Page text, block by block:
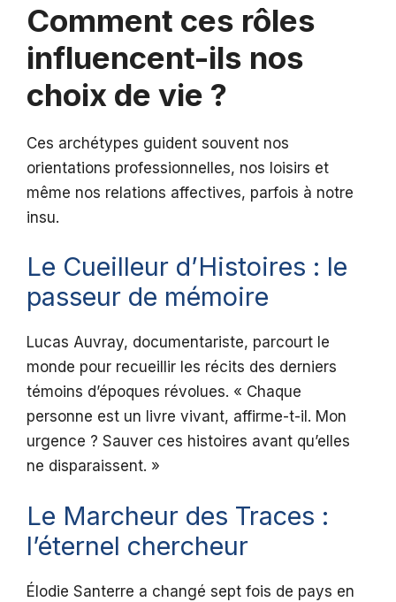
Comment ces rôles
influencent-ils nos
choix de vie ?
Ces archétypes guident souvent nos
orientations professionnelles, nos loisirs et
même nos relations affectives, parfois à notre
insu.
Le Cueilleur d’Histoires : le
passeur de mémoire
Lucas Auvray, documentariste, parcourt le
monde pour recueillir les récits des derniers
témoins d’époques révolues. « Chaque
personne est un livre vivant, affirme-t-il. Mon
urgence ? Sauver ces histoires avant qu’elles
ne disparaissent. »
Le Marcheur des Traces :
l’éternel chercheur
Élodie Santerre a changé sept fois de pays en